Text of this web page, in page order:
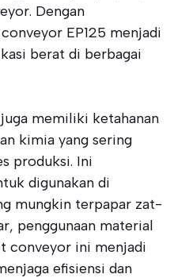
Dengan
EP125 menjadi
berat di berbagai
memiliki ketahanan
kimia yang sering
produksi. Ini
digunakan di
mungkin terpapar zat-
penggunaan material
conveyor ini menjadi
efisiensi dan